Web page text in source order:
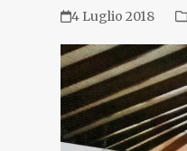
4 Luglio 2018